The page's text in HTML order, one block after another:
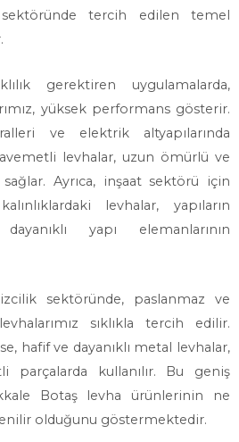
tercih edilen temel
gerektiren uygulamalarda,
yüksek performans gösterir.
ve elektrik altyapılarında
levhalar, uzun ömürlü ve
Ayrıca, inşaat sektörü için
levhalar, yapıların
yapı elemanlarının
sektöründe, paslanmaz ve
sıklıkla tercih edilir.
hafif ve dayanıklı metal levhalar,
parçalarda kullanılır. Bu geniş
Botaş levha ürünlerinin ne
olduğunu göstermektedir.